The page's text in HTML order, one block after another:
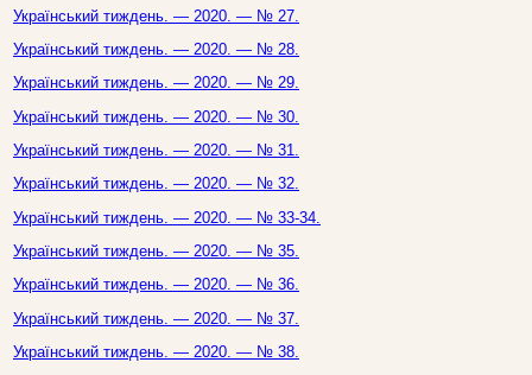
Український тиждень. — 2020. — № 27.
Український тиждень. — 2020. — № 28.
Український тиждень. — 2020. — № 29.
Український тиждень. — 2020. — № 30.
Український тиждень. — 2020. — № 31.
Український тиждень. — 2020. — № 32.
Український тиждень. — 2020. — № 33-34.
Український тиждень. — 2020. — № 35.
Український тиждень. — 2020. — № 36.
Український тиждень. — 2020. — № 37.
Український тиждень. — 2020. — № 38.